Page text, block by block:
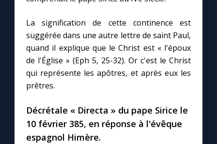
La signification de cette continence est
suggérée dans une autre lettre de saint Paul,
quand il explique que le Christ est « l'époux
de l'Église » (Eph 5, 25-32). Or c'est le Christ
qui représente les apôtres, et après eux les
prêtres.
Décrétale « Directa » du pape Sirice le
10 février 385, en réponse à l'évêque
espagnol Himère.